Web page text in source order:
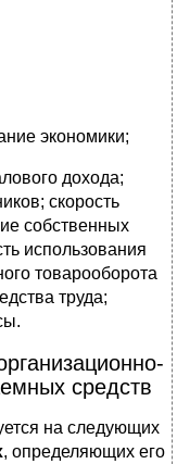
экономики;
дохода;
скорость
собственных
использования
товарооборота
труда;
средств
на следующих
, определяющих его